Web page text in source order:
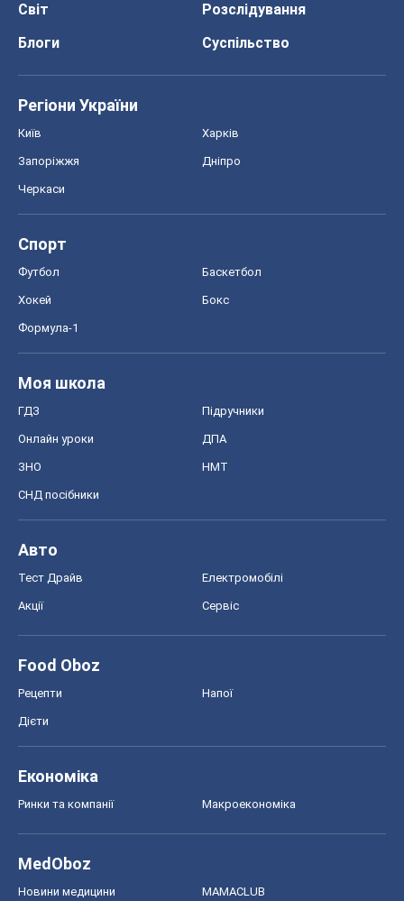
Світ
Розслідування
Блоги
Суспільство
Регіони України
Київ Харків
Запоріжжя Дніпро
Черкаси
Спорт
Футбол Баскетбол
Хокей Бокс
Формула-1
Моя школа
ГДЗ Підручники
Онлайн уроки ДПА
ЗНО НМТ
СНД посібники
Авто
Тест Драйв Електромобілі
Акції Сервіс
Food Oboz
Рецепти Напої
Дієти
Економіка
Ринки та компанії Макроекономіка
MedOboz
Новини медицини MAMACLUB